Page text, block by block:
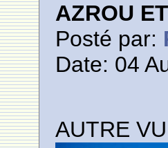
AZROU
Posté par:
Date: 04
AUTRE